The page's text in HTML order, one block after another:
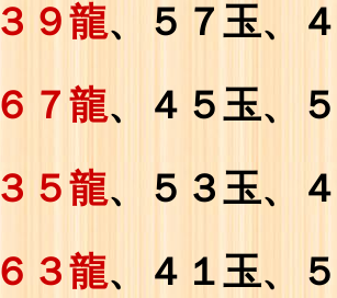
３９龍、５７玉、
６７龍、４５玉、
３５龍、５３玉、
６３龍、４１玉、